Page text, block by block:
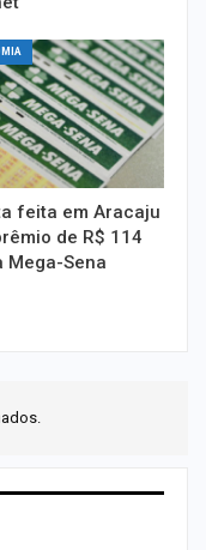
feita em Aracaju
de R$ 114
Mega-Sena